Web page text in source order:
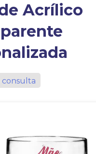
Acrílico
consulta
empresa está comprometida a
utilizaremos seus dados
Você pode alterar suas